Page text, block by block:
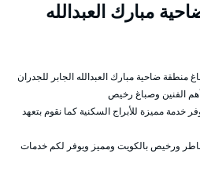
مبارك العبدالله
ضاحية مبارك العبدالله الجابر للجدران
الفنين وصباغ رخيص
مميزة للأبراج السكنية كما نقوم بتعهد
ورخيص بالكويت ومميز ويوفر لكم خدمات